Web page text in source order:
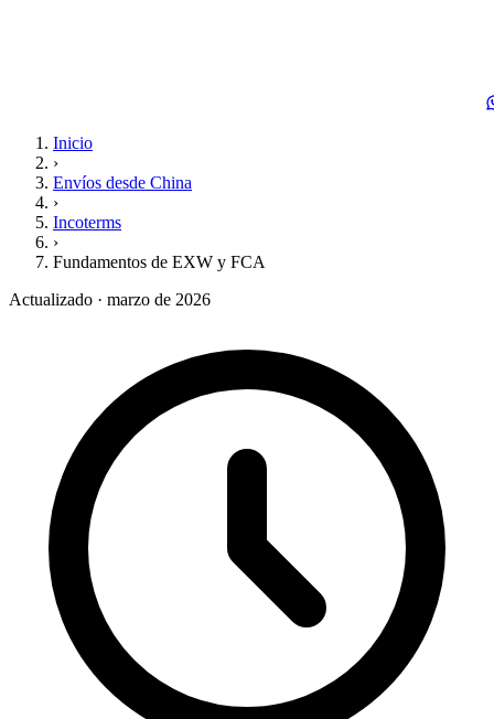
Inicio
›
Envíos desde China
›
Incoterms
›
Fundamentos de EXW y FCA
Actualizado · marzo de 2026